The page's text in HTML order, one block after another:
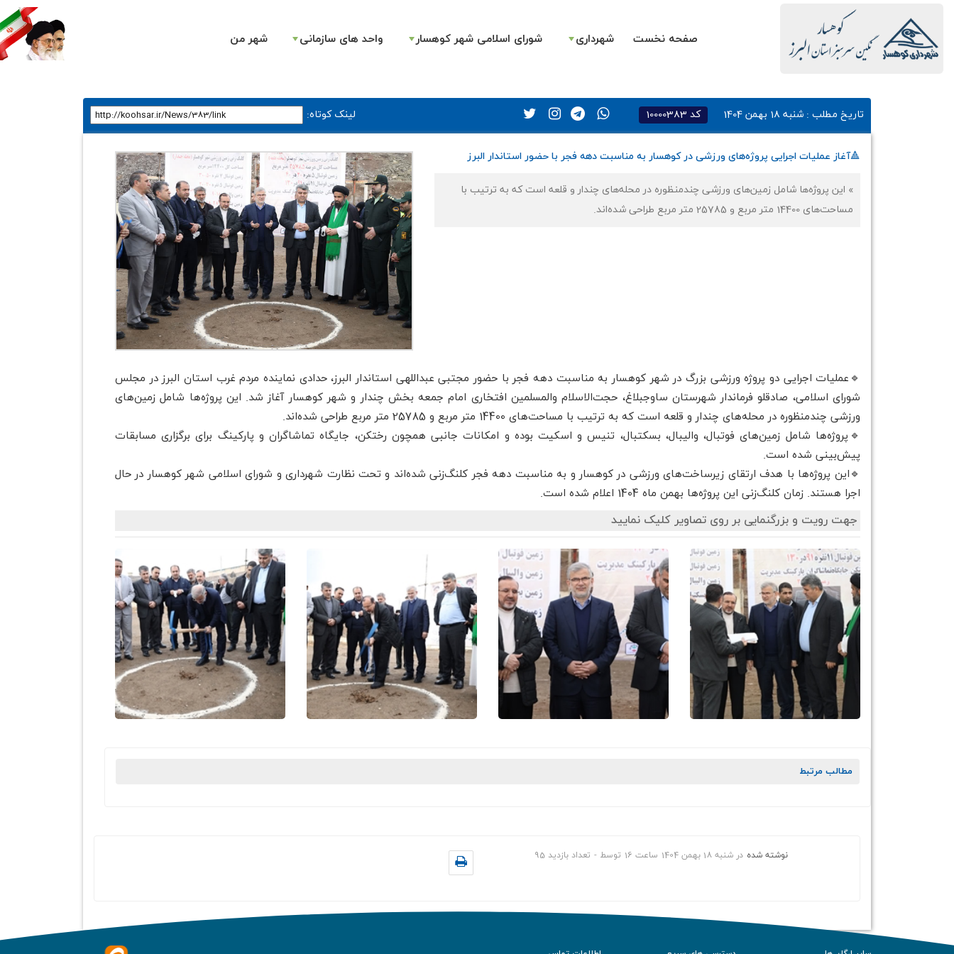
صفحه نخست شهرداری شورای اسلامی شهر کوهسار واحد های سازمانی شهر من
تاریخ مطلب : شنبه 18 بهمن 1404 کد 10000383 لینک کوتاه:
🔺آغاز عملیات اجرایی پروژه‌های ورزشی در کوهسار به مناسبت دهه فجر با حضور استاندار البرز
» این پروژه‌ها شامل زمین‌های ورزشی چندمنظوره در محله‌های چندار و قلعه است که به ترتیب با
مساحت‌های 14400 متر مربع و 25785 متر مربع طراحی شده‌اند.
🔹عملیات اجرایی دو پروژه ورزشی بزرگ در شهر کوهسار به مناسبت دهه فجر با حضور مجتبی عبداللهی استاندار البرز، حدادی نماینده مردم غرب استان البرز در مجلس
شورای اسلامی، صادقلو فرماندار شهرستان ساوجبلاغ، حجت‌الاسلام والمسلمین افتخاری امام جمعه بخش چندار و شهر کوهسار آغاز شد. این پروژه‌ها شامل زمین‌های
ورزشی چندمنظوره در محله‌های چندار و قلعه است که به ترتیب با مساحت‌های 14400 متر مربع و 25785 متر مربع طراحی شده‌اند.
🔹پروژه‌ها شامل زمین‌های فوتبال، والیبال، بسکتبال، تنیس و اسکیت بوده و امکانات جانبی همچون رختکن، جایگاه تماشاگران و پارکینگ برای برگزاری مسابقات
پیش‌بینی شده است.
🔹این پروژه‌ها با هدف ارتقای زیرساخت‌های ورزشی در کوهسار و به مناسبت دهه فجر کلنگ‌زنی شده‌اند و تحت نظارت شهرداری و شورای اسلامی شهر کوهسار در حال
اجرا هستند. زمان کلنگ‌زنی این پروژه‌ها بهمن ماه 1404 اعلام شده است.
جهت رویت و بزرگنمایی بر روی تصاویر کلیک نمایید
مطالب مرتبط
نوشته شده در شنبه 18 بهمن 1404 ساعت 16 توسط - تعداد بازدید 95